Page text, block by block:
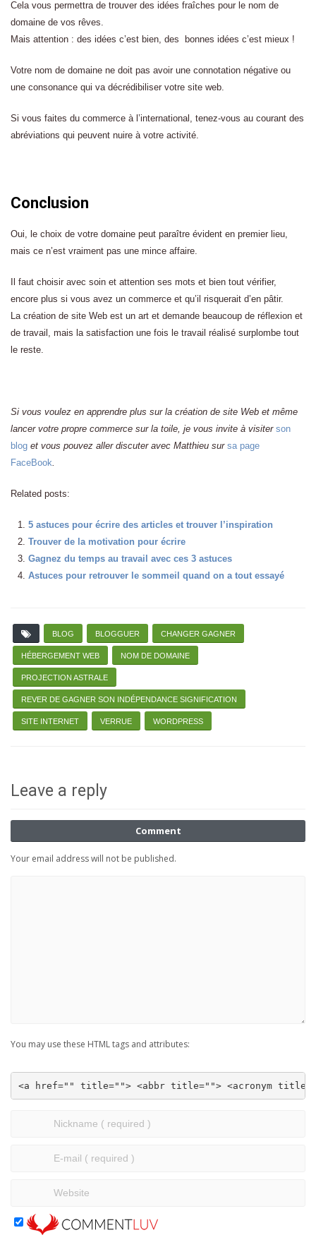
Cela vous permettra de trouver des idées fraîches pour le nom de
domaine de vos rêves.
Mais attention : des idées c’est bien, des bonnes idées c’est mieux !
Votre nom de domaine ne doit pas avoir une connotation négative ou
une consonance qui va décrédibiliser votre site web.
Si vous faites du commerce à l’international, tenez-vous au courant des
abréviations qui peuvent nuire à votre activité.
Conclusion
Oui, le choix de votre domaine peut paraître évident en premier lieu,
mais ce n’est vraiment pas une mince affaire.
Il faut choisir avec soin et attention ses mots et bien tout vérifier,
encore plus si vous avez un commerce et qu’il risquerait d’en pâtir.
La création de site Web est un art et demande beaucoup de réflexion et
de travail, mais la satisfaction une fois le travail réalisé surplombe tout
le reste.
Si vous voulez en apprendre plus sur la création de site Web et même
lancer votre propre commerce sur la toile, je vous invite à visiter son
blog et vous pouvez aller discuter avec Matthieu sur sa page
FaceBook.
Related posts:
5 astuces pour écrire des articles et trouver l’inspiration
Trouver de la motivation pour écrire
Gagnez du temps au travail avec ces 3 astuces
Astuces pour retrouver le sommeil quand on a tout essayé
BLOG BLOGGUER CHANGER GAGNER
HÉBERGEMENT WEB NOM DE DOMAINE
PROJECTION ASTRALE
REVER DE GAGNER SON INDÉPENDANCE SIGNIFICATION
SITE INTERNET VERRUE WORDPRESS
Leave a reply
Comment
Your email address will not be published.
You may use these HTML tags and attributes:
<a href="" title=""> <abbr title=""> <acronym